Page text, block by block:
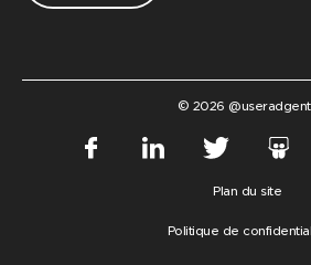
© 2026
Plan du site
Politique de